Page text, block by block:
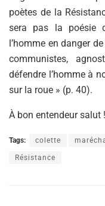
poètes de la
sera pas la poésie
l’homme en danger
communistes,
défendre l’homme à
sur la roue » (p. 40).
À bon entendeur salut !
Tags: colette
Résistance